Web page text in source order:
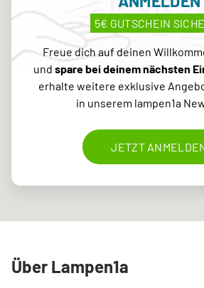
5€ GUTSCHEIN
Freue dich auf deinen
und spare bei deinem nächsten
erhalte weitere exklusive
in unserem lampen1a
JETZT
Über Lampen1a